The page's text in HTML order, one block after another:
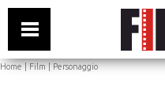
Home|Film| Personaggio